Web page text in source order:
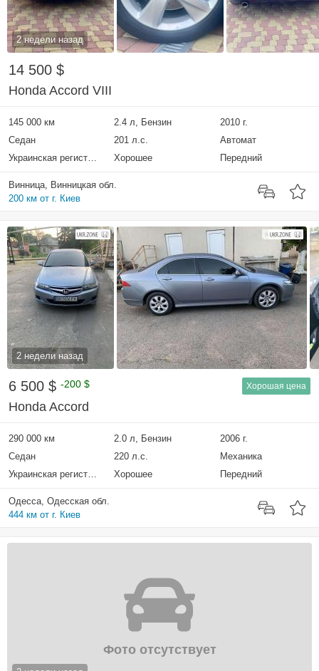
2 недели назад
14 500 $
Honda Accord VIII
145 000 км 2.4 л, Бензин
2010 г.
Седан
201 л.с.
Автомат
Украинская регистрация
Хорошее Передний
Винница, Винницкая обл.
200 км от г. Киев
2 недели назад
6 500 $ -200 $ Хорошая цена
Honda Accord
290 000 км 2.0 л, Бензин
2006 г.
Седан
220 л.с.
Механика
Украинская регистрация
Хорошее Передний
Одесса, Одесская обл.
444 км от г. Киев
Фото отсутствует